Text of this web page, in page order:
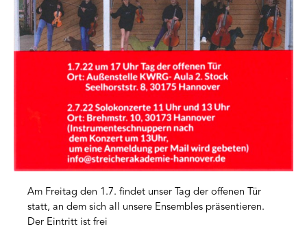
Am Freitag den 1.7. findet unser Tag der offenen Tür
statt, an dem sich all unsere Ensembles präsentieren.
Der Eintritt ist frei